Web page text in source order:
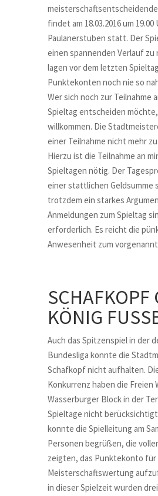
findet am 18.03.2016 um 19.00
Paulanerstuben statt. Der
einen spannenden Verlauf zu
lagen vor dem letzten
Punktekonten noch nie so
Wer sich noch zur Teilnahme
Spieltag entscheiden
willkommen. Die
einer Teilnahme nicht mehr
Hierzu ist die Teilnahme an
Spieltagen nötig. Der
einer stattlichen Geldsumme
trotzdem ein starkes
Anmeldungen zum Spieltag
erforderlich. Es reicht die
Anwesenheit zum
SCHAFKOPF
KÖNIG
Auch das Spitzenspiel in der
Bundesliga konnte die
Schafkopf nicht aufhalten.
Konkurrenz haben die Freien
Wasserburger Block in der
Spieltage nicht
konnte die Spielleitung am
Personen begrüßen, die
zeigten, das Punktekonto für
Meisterschaftswertung
in dieser Spielzeit wurden